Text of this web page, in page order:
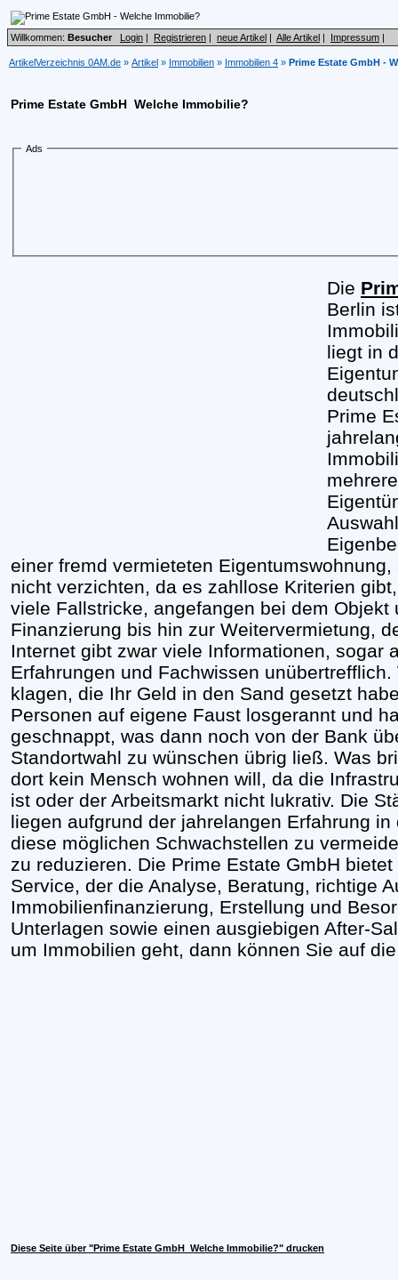
Willkommen: Besucher Login | Registrieren | neue Artikel | Alle Artikel | Impressum |
ArtikelVerzeichnis 0AM.de » Artikel » Immobilien » Immobilien 4 » Prime Estate GmbH -
Prime Estate GmbH  Welche Immobilie?
Ads
Die
Berlin
liegt in
Prime
einer fremd vermieteten
nicht verzichten, da es zahllose Kriterien
viele Fallstricke, angefangen bei dem Objekt
Finanzierung bis hin zur Weitervermietung,
Internet gibt zwar viele Informationen, sogar
Erfahrungen und Fachwissen
klagen, die Ihr Geld in den Sand gesetzt
Personen auf eigene Faust losgerannt und
geschnappt, was dann noch von der Bank
Standortwahl zu wünschen übrig ließ. Was
dort kein Mensch wohnen will, da die
ist oder der Arbeitsmarkt nicht lukrativ. Die
liegen aufgrund der jahrelangen Erfahrung
diese möglichen Schwachstellen zu
zu reduzieren. Die Prime Estate GmbH
Service, der die Analyse, Beratung, richtige
Immobilienfinanzierung, Erstellung und
Unterlagen sowie einen ausgiebigen After-
um Immobilien geht, dann können Sie auf
Diese Seite über "Prime Estate GmbH  Welche Immobilie?" drucken